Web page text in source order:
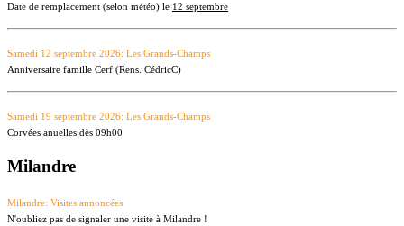
Date de remplacement (selon météo) le 12 septembre
Samedi 12 septembre 2026: Les Grands-Champs
Anniversaire famille Cerf (Rens. CédricC)
Samedi 19 septembre 2026: Les Grands-Champs
Corvées anuelles dès 09h00
Milandre
Milandre: Visites annoncées
N'oubliez pas de signaler une visite à Milandre !